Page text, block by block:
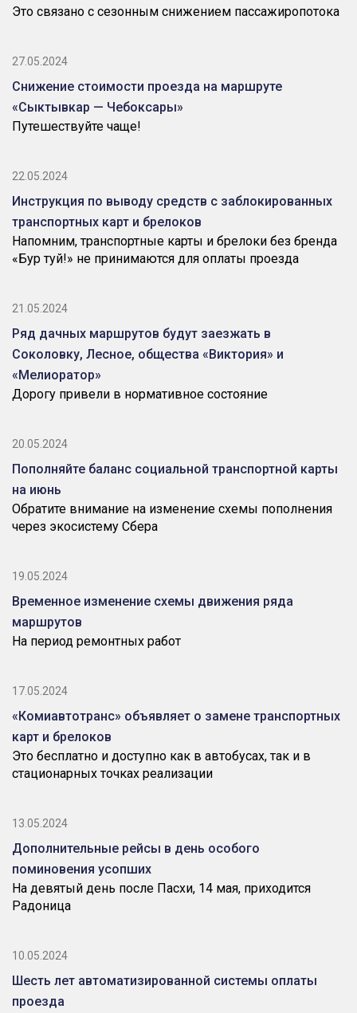
Это связано с сезонным снижением пассажиропотока
27.05.2024
Снижение стоимости проезда на маршруте
«Сыктывкар — Чебоксары»
Путешествуйте чаще!
22.05.2024
Инструкция по выводу средств с заблокированных
транспортных карт и брелоков
Напомним, транспортные карты и брелоки без бренда
«Бур туй!» не принимаются для оплаты проезда
21.05.2024
Ряд дачных маршрутов будут заезжать в
Соколовку, Лесное, общества «Виктория» и
«Мелиоратор»
Дорогу привели в нормативное состояние
20.05.2024
Пополняйте баланс социальной транспортной карты
на июнь
Обратите внимание на изменение схемы пополнения
через экосистему Сбера
19.05.2024
Временное изменение схемы движения ряда
маршрутов
На период ремонтных работ
17.05.2024
«Комиавтотранс» объявляет о замене транспортных
карт и брелоков
Это бесплатно и доступно как в автобусах, так и в
стационарных точках реализации
13.05.2024
Дополнительные рейсы в день особого
поминовения усопших
На девятый день после Пасхи, 14 мая, приходится
Радоница
10.05.2024
Шесть лет автоматизированной системы оплаты
проезда